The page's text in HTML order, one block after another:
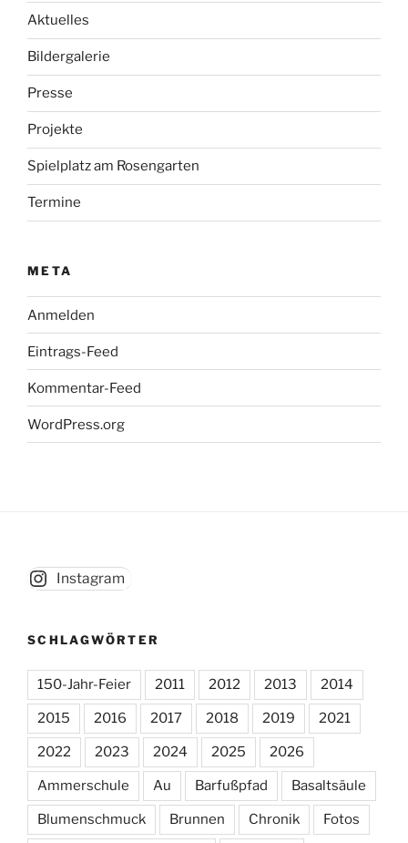
Aktuelles
Bildergalerie
Presse
Projekte
Spielplatz am Rosengarten
Termine
META
Anmelden
Eintrags-Feed
Kommentar-Feed
WordPress.org
Instagram
SCHLAGWÖRTER
150-Jahr-Feier 2011 2012 2013 2014
2015 2016 2017 2018 2019 2021
2022 2023 2024 2025 2026
Ammerschule Au Barfußpfad Basaltsäule
Blumenschmuck Brunnen Chronik Fotos